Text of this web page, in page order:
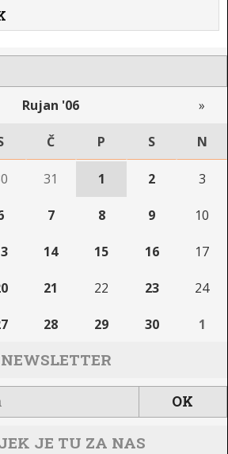
Rujan '06 »
Č P S N
31 1 2 3
7 8 9 10
14 15 16 17
21 22 23 24
28 29 30 1
NEWSLETTER
JE TU ZA NAS